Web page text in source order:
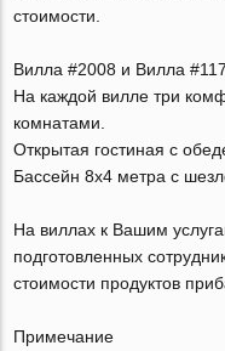
стоимости.
Вилла #2008 и Вилла
На каждой вилле три
комнатами.
Открытая гостиная с
Бассейн 8х4 метра с
На виллах к Вашим
подготовленных
стоимости продуктов
Примечание